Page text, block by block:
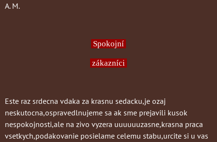
A. M.
Spokojní
zákazníci
Este raz srdecna vdaka za krasnu sedacku,je ozaj
neskutocna,ospravedlnujeme sa ak sme prejavili kusok
nespokojnosti,ale na zivo vyzera uuuuuuzasne,krasna praca
vsetkych,podakovanie posielame celemu stabu,urcite si u vas